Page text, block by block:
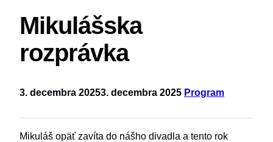
Mikulášska
rozprávka
3. decembra 20253. decembra 2025 Program
Mikuláš opäť zavíta do nášho divadla a tento rok